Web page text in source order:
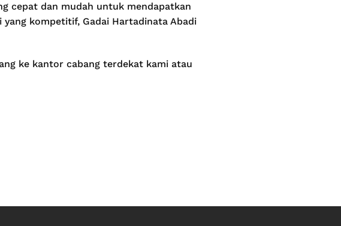
cepat dan mudah untuk mendapatkan
kompetitif, Gadai Hartadinata Abadi
ke kantor cabang terdekat kami atau